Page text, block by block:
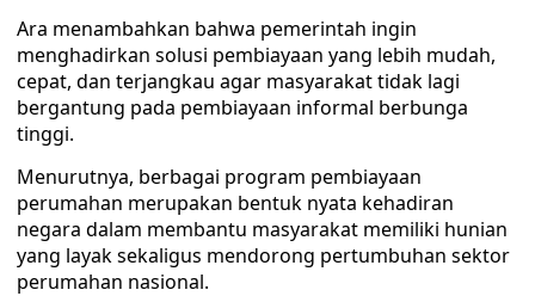
Ara menambahkan bahwa pemerintah ingin
menghadirkan solusi pembiayaan yang lebih mudah,
cepat, dan terjangkau agar masyarakat tidak lagi
bergantung pada pembiayaan informal berbunga
tinggi.
Menurutnya, berbagai program pembiayaan
perumahan merupakan bentuk nyata kehadiran
negara dalam membantu masyarakat memiliki hunian
yang layak sekaligus mendorong pertumbuhan sektor
perumahan nasional.